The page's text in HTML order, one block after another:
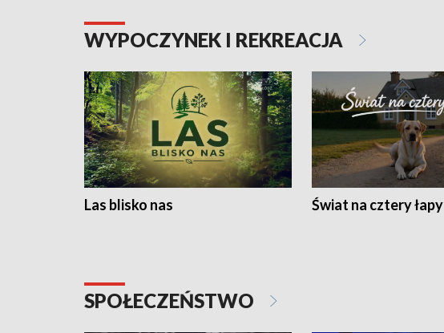
WYPOCZYNEK I REKREACJA
Las blisko nas Świat na cztery łapy
SPOŁECZEŃSTWO